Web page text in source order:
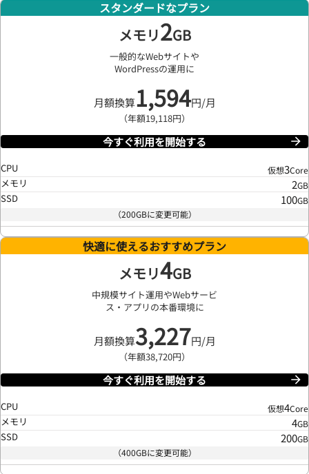
スタンダードなプラン
メモリ2GB
一般的なWebサイトや
WordPressの運用に
月額換算1,594円/月
（年額19,118円）
今すぐ利用を開始する
CPU 仮想3Core
メモリ 2GB
SSD 100GB
（200GBに変更可能）
快適に使えるおすすめプラン
メモリ4GB
中規模サイト運用やWebサービ
ス・アプリの本番環境に
月額換算3,227円/月
（年額38,720円）
今すぐ利用を開始する
CPU 仮想4Core
メモリ 4GB
SSD 200GB
（400GBに変更可能）